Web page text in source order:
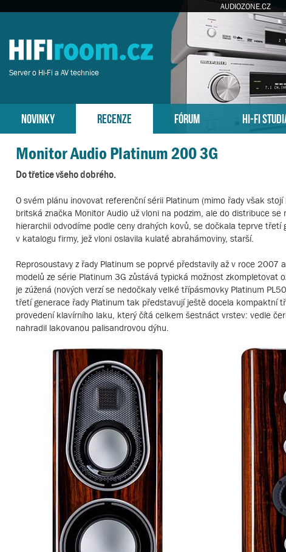
AUDIOZONE.CZ
Server o Hi-Fi a AV technice
NOVINKY RECENZE FÓRUM HI-FI
Monitor Audio Platinum 200 3G
Do třetice všeho dobrého.
O svém plánu inovovat referenční sérii Platinum (mimo řady však
britská značka Monitor Audio už vloni na podzim, ale do distribuce
hierarchii odvodíme podle ceny drahých kovů, se dočkala teprve
v katalogu firmy, jež vloni oslavila kulaté abrahámoviny, starší.
Reprosoustavy z řady Platinum se poprvé představily až v roce
modelů ze série Platinum 3G zůstává typická možnost
je zúžená (nových verzí se nedočkaly velké třípásmovky Platinum
třetí generace řady Platinum tak představují ještě docela kompaktní
provedení klavírního laku, který čítá celkem šestnáct vrstev: vedle
nahradil lakovanou palisandrovou dýhu.